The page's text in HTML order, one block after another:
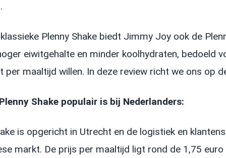
Plenny Shake biedt Jimmy Joy ook de
eiwitgehalte en minder koolhydraten, bedoeld
per maaltijd willen. In deze review richt we ons op
Shake populair is bij Nederlanders:
is opgericht in Utrecht en de logistiek en
markt. De prijs per maaltijd ligt rond de 1,75